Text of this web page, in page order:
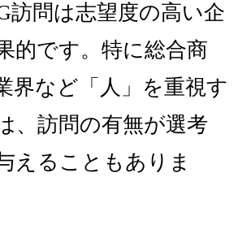
訪問は志望度の高い企
的です。特に総合商
界など「人」を重視す
、訪問の有無が選考
えることもありま